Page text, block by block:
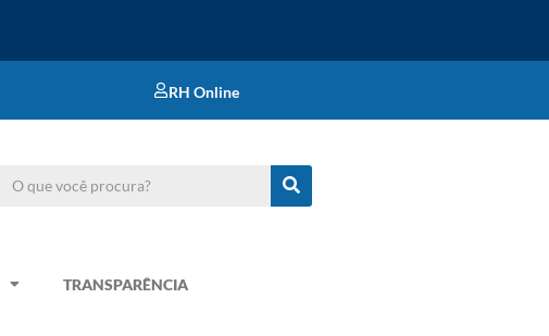
RH Online
TRANSPARÊNCIA